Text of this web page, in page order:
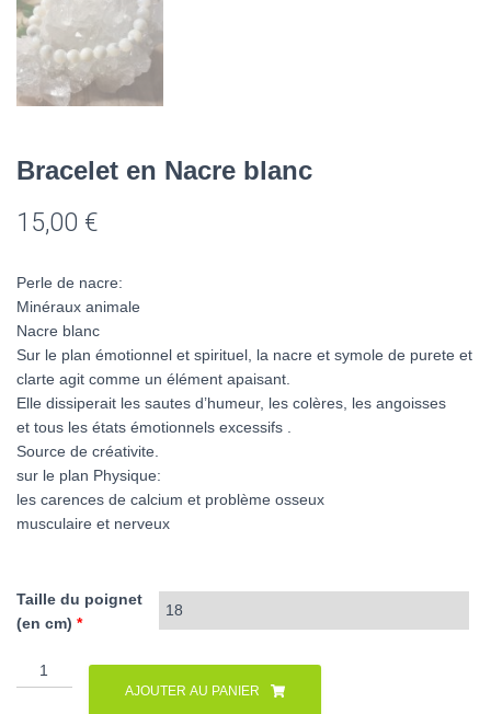
Bracelet en Nacre blanc
15,00 €
Perle de nacre:
Minéraux animale
Nacre blanc
Sur le plan émotionnel et spirituel, la nacre et symole de purete et
clarte agit comme un élément apaisant.
Elle dissiperait les sautes d’humeur, les colères, les angoisses
et tous les états émotionnels excessifs .
Source de créativite.
sur le plan Physique:
les carences de calcium et problème osseux
musculaire et nerveux
Taille du poignet
(en cm) *
quantité
de
AJOUTER AU PANIER